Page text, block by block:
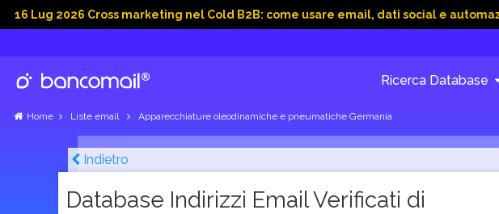
Cross marketing nel Cold B2B: come usare email, dati social e automazioni
Ricerca Database
Home Liste email Apparecchiature oleodinamiche e pneumatiche Germania
Indietro
Database Indirizzi Email Verificati di